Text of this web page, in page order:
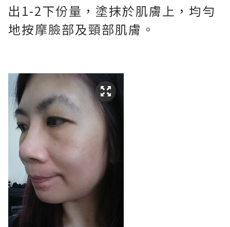
出1-2下份量，塗抹於肌膚上，均勻
地按摩臉部及頸部肌膚。